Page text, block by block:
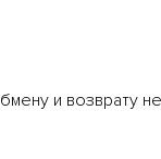
и возврату